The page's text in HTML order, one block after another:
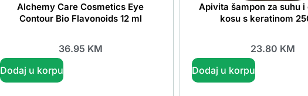
Alchemy Care Cosmetics Eye
Contour Bio Flavonoids 12 ml
36.95 KM
Dodaj u korpu
Apivita šampon za suhu i
kosu s keratinom
23.80 KM
Dodaj u korpu